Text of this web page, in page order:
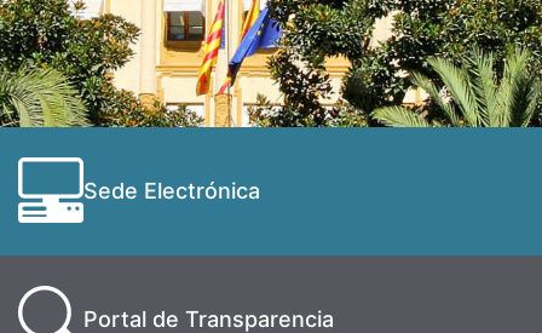
Sede Electrónica
Portal de Transparencia